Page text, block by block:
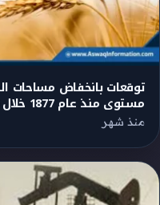
توقعات بانخفاض مساحات
مستوى منذ عام 1877 خلال 2026
منذ شهر